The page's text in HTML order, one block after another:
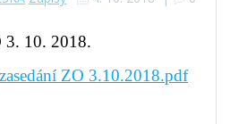
3. 10. 2018.
ZO 3.10.2018.pdf